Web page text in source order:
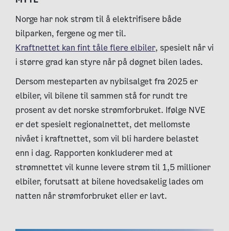
Norge har nok strøm til å elektrifisere både
bilparken, fergene og mer til.
Kraftnettet kan fint tåle flere elbiler, spesielt når vi
i større grad kan styre når på døgnet bilen lades.
Dersom mesteparten av nybilsalget fra 2025 er
elbiler, vil bilene til sammen stå for rundt tre
prosent av det norske strømforbruket. Ifølge NVE
er det spesielt regionalnettet, det mellomste
nivået i kraftnettet, som vil bli hardere belastet
enn i dag. Rapporten konkluderer med at
strømnettet vil kunne levere strøm til 1,5 millioner
elbiler, forutsatt at bilene hovedsakelig lades om
natten når strømforbruket eller er lavt.